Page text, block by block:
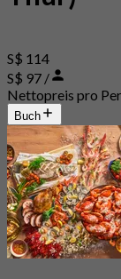
S$ 114
S$ 97 /
Nettopreis pro
Buch